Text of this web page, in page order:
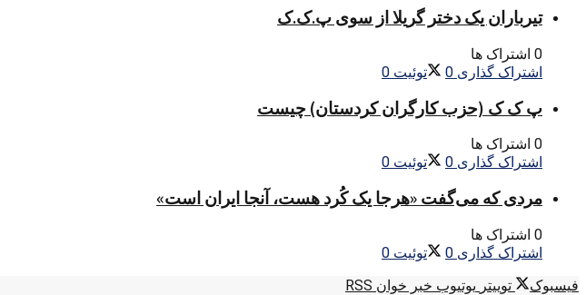
تیرباران یک دختر گریلا از سوی پ.ک.ک
0 اشتراک ها
اشتراک گذاری 0 توئیت 0
پ ک ک (حزب کارگران کردستان) چیست
0 اشتراک ها
اشتراک گذاری 0 توئیت 0
مردی که می‌گفت «هرجا یک کُرد هست، آنجا ایران است»
0 اشتراک ها
اشتراک گذاری 0 توئیت 0
فیسبوک
توییتر یوتیوب خبر خوان RSS